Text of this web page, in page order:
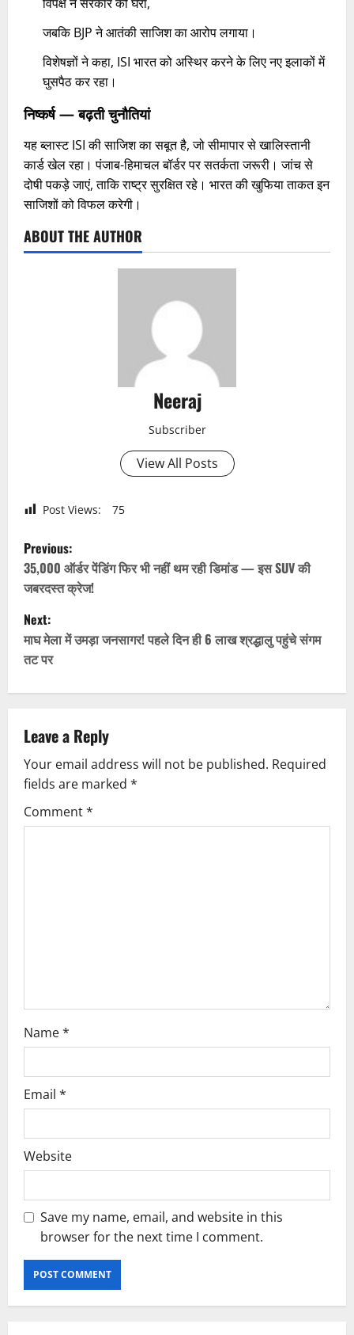
जबकि BJP ने आतंकी साजिश का आरोप लगाया।
विशेषज्ञों ने कहा, ISI भारत को अस्थिर करने के लिए नए इलाकों में
घुसपैठ कर रहा।​
निष्कर्ष — बढ़ती चुनौतियां
यह ब्लास्ट ISI की साजिश का सबूत है, जो सीमापार से खालिस्तानी
कार्ड खेल रहा। पंजाब-हिमाचल बॉर्डर पर सतर्कता जरूरी। जांच से
दोषी पकड़े जाएं, ताकि राष्ट्र सुरक्षित रहे। भारत की खुफिया ताकत इन
साजिशों को विफल करेगी।
ABOUT THE AUTHOR
Neeraj
Subscriber
View All Posts
Post Views: 75
P
o
s
t
n
v
i
g
Previous:
35,000 ऑर्डर पेंडिंग फिर भी नहीं थम रही डिमांड — इस SUV की
जबरदस्त क्रेज!
Next:
माघ मेला में उमड़ा जनसागर! पहले दिन ही 6 लाख श्रद्धालु पहुंचे संगम
तट पर
Leave a Reply
Your email address will not be published. Required
fields are marked *
Comment*
Name*
Email *
Website
Save my name, email, and website in this
browser for the next time I comment.